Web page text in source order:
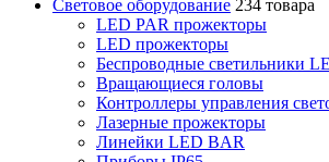
Световое оборудование 234 товара
LED PAR прожекторы
LED прожекторы
Беспроводные светильники
Вращающиеся головы
Контроллеры управления
Лазерные прожекторы
Линейки LED BAR